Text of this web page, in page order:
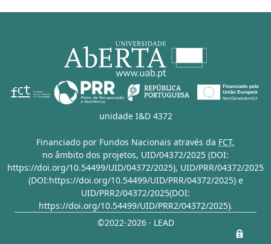
unidade I&D 4372
Financiado por Fundos Nacionais através da FCT,
no âmbito dos projetos, UID/04372/2025 (DOI:
https://doi.org/10.54499/UID/04372/2025), UID/PRR/04372/2025
(DOI:https://doi.org/10.54499/UID/PRR/04372/2025)e
UID/PRR2/04372/2025(DOI:
https://doi.org/10.54499/UID/PRR2/04372/2025).
©2022-2026 · LEAD